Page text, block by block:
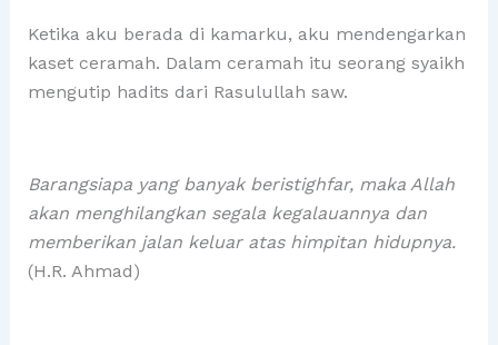
Ketika aku berada di kamarku, aku mendengarkan
kaset ceramah. Dalam ceramah itu seorang syaikh
mengutip hadits dari Rasulullah saw.
Barangsiapa yang banyak beristighfar, maka Allah
akan menghilangkan segala kegalauannya dan
memberikan jalan keluar atas himpitan hidupnya.
(H.R. Ahmad)